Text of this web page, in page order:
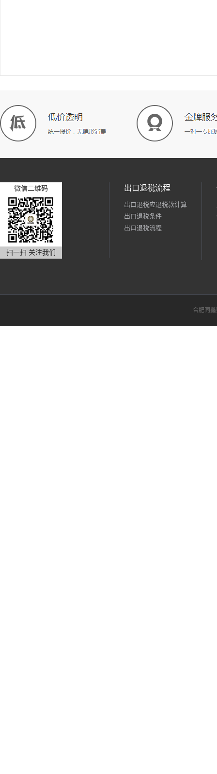
微信二维码
扫一扫 关注我们
出口退税流程
出口退税应退税款计算
出口退税条件
出口退税流程
合肥同